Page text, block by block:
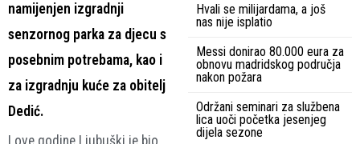
namijenjen izgradnji
senzornog parka za djecu s
posebnim potrebama, kao i
za izgradnju kuće za obitelj
Dedić.
Hvali se milijardama, a još
nas nije isplatio
Messi donirao 80.000 eura za
obnovu madridskog područja
nakon požara
Održani seminari za službena
lica uoči početka jesenjeg
dijela sezone